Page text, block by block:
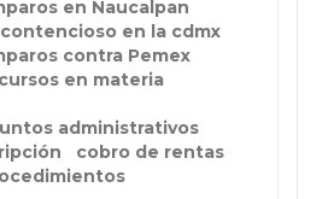
en Naucalpan
en la cdmx
contra Pemex
en materia
administrativos
cobro de rentas